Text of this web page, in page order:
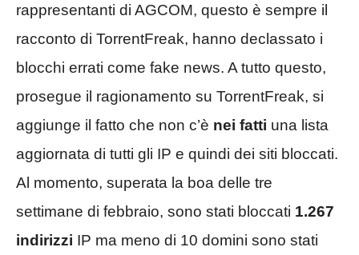
rappresentanti di AGCOM, questo è sempre il
racconto di TorrentFreak, hanno declassato i
blocchi errati come fake news. A tutto questo,
prosegue il ragionamento su TorrentFreak, si
aggiunge il fatto che non c’è nei fatti una lista
aggiornata di tutti gli IP e quindi dei siti bloccati.
Al momento, superata la boa delle tre
settimane di febbraio, sono stati bloccati 1.267
indirizzi IP ma meno di 10 domini sono stati